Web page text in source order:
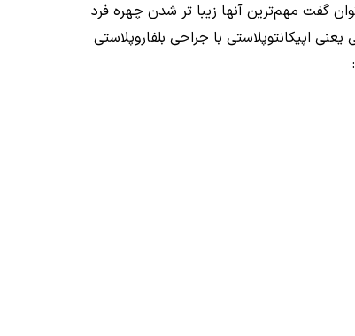
گفت مهم‌ترین آنها زیبا تر شدن چهره فرد
اپیکانتوپلاستی با جراحی بلفاروپلاستی